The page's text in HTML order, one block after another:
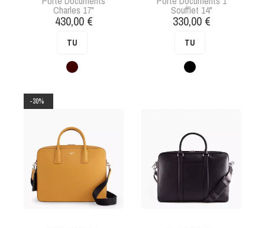
Charles 17"
Prix
430,00 €
TU
Marron
Soufflet 14"
Prix
330,00 €
TU
Noir
-30%